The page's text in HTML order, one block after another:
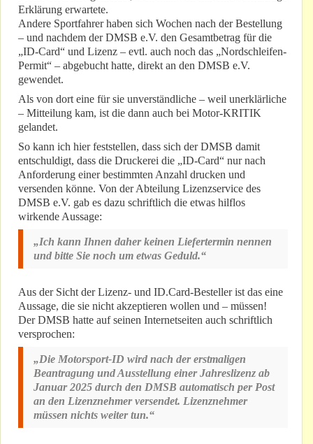
Erklärung erwartete.
Andere Sportfahrer haben sich Wochen nach der Bestellung
– und nachdem der DMSB e.V. den Gesamtbetrag für die
„ID-Card“ und Lizenz – evtl. auch noch das „Nordschleifen-
Permit“ – abgebucht hatte, direkt an den DMSB e.V.
gewendet.
Als von dort eine für sie unverständliche – weil unerklärliche
– Mitteilung kam, ist die dann auch bei Motor-KRITIK
gelandet.
So kann ich hier feststellen, dass sich der DMSB damit
entschuldigt, dass die Druckerei die „ID-Card“ nur nach
Anforderung einer bestimmten Anzahl drucken und
versenden könne. Von der Abteilung Lizenzservice des
DMSB e.V. gab es dazu schriftlich die etwas hilflos
wirkende Aussage:
„Ich kann Ihnen daher keinen Liefertermin nennen
und bitte Sie noch um etwas Geduld.“
Aus der Sicht der Lizenz- und ID.Card-Besteller ist das eine
Aussage, die sie nicht akzeptieren wollen und – müssen!
Der DMSB hatte auf seinen Internetseiten auch schriftlich
versprochen:
„Die Motorsport-ID wird nach der erstmaligen
Beantragung und Ausstellung einer Jahreslizenz ab
Januar 2025 durch den DMSB automatisch per Post
an den Lizenznehmer versendet. Lizenznehmer
müssen nichts weiter tun.“